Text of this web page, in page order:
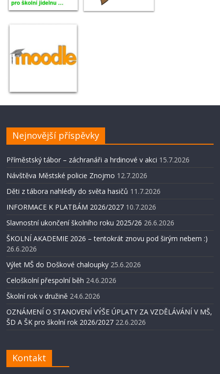
Nejnovější příspěvky
Příměstský tábor – záchranáři a hrdinové v akci 15.7.2026
Návštěva Městské policie Znojmo 12.7.2026
Děti z tábora nahlédly do světa hasičů 11.7.2026
INFORMACE K PLATBÁM 2026/2027 10.7.2026
Slavnostní ukončení školního roku 2025/26 26.6.2026
ŠKOLNÍ AKADEMIE 2026 – tentokrát znovu pod širým nebem :)
26.6.2026
Výlet MŠ do Doškové chaloupky 25.6.2026
Celoškolní přespolní běh 24.6.2026
Školní rok v družině 24.6.2026
OZNÁMENÍ O STANOVENÍ VÝŠE ÚPLATY ZA VZDĚLÁVÁNÍ V MŠ,
ŠD A ŠK pro školní rok 2026/2027 22.6.2026
Kontakt